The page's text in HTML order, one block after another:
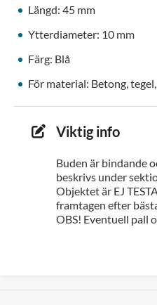
Längd: 45 mm
Ytterdiameter: 10 mm
Färg: Blå
För material: Betong,
Viktig info
Buden är bindande
beskrivs under
Objektet är EJ
framtagen efter
OBS! Eventuell pall